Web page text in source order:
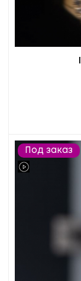
Под заказ